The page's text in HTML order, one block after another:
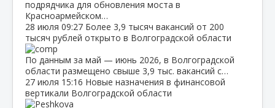
подрядчика для обновления моста в
Красноармейском…
28 июля 09:27 Более 3,9 тысяч вакансий от 200
тысяч рублей открыто в Волгоградской области
По данным за май — июнь 2026, в Волгоградской
области размещено свыше 3,9 тыс. вакансий с…
27 июля 15:16 Новые назначения в финансовой
вертикали Волгоградской области